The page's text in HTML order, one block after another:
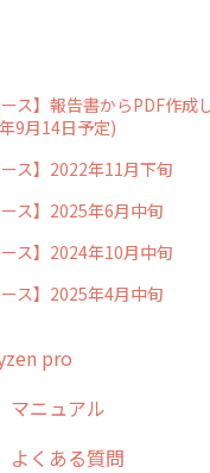
ース】報告書からPDF作成
9月14日予定)
ス】2022年11月下旬
ス】2025年6月中旬
ス】2024年10月中旬
ス】2025年4月中旬
pro
は？
アル
マニュアル
よくある質問